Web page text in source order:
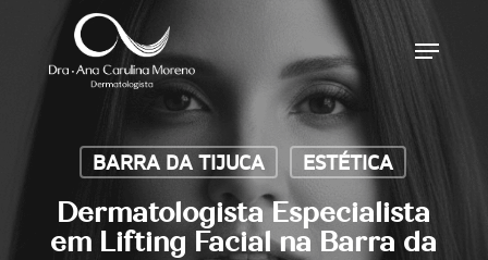
Menu
BARRA DA TIJUCA ESTÉTICA
Dermatologista Especialista
em Lifting Facial na Barra da